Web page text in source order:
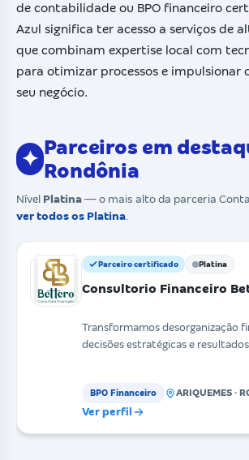
de contabilidade ou BPO financeiro
Azul significa ter acesso a serviços de
que combinam expertise local com
para otimizar processos e impulsionar
seu negócio.
✦
Parceiros em
Rondônia
Nível Platina — o mais alto da parceria
ver todos os Platina.
Parceiro certificado Platina
Consultorio Financeiro
Transformamos desorganização
decisões estratégicas e
BPO Financeiro ARIQUEMES ·
Ver perfil